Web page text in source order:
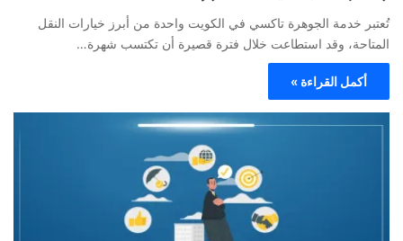
تُعتبر خدمة الجوهرة تاكسي في الكويت واحدة من أبرز خيارات النقل
المتاحة، وقد استطاعت خلال فترة قصيرة أن تكتسب شهرة…
أكمل القراءة »